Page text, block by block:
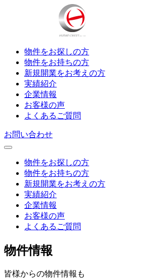
物件をお探しの方
物件をお持ちの方
新規開業をお考えの方
実績紹介
企業情報
お客様の声
よくあるご質問
お問い合わせ
物件をお探しの方
物件をお持ちの方
新規開業をお考えの方
実績紹介
企業情報
お客様の声
よくあるご質問
物件情報
皆様からの物件情報も